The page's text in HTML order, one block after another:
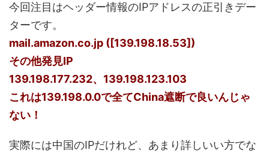
今回注目はヘッダー情報のIPアドレスの正引きデー
ターです。
mail.amazon.co.jp ([139.198.18.53])
その他発見IP
139.198.177.232、139.198.123.103
これは139.198.0.0で全てChina遮断で良いんじゃ
ない！
実際には中国のIPだけれど、あまり詳しいい方でな